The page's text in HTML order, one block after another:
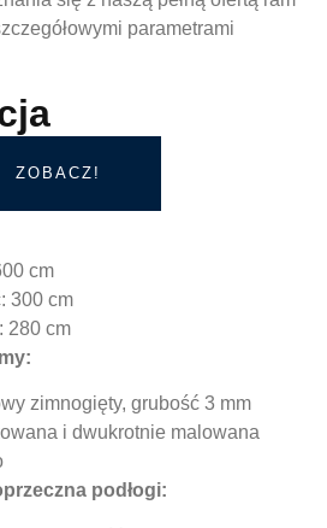
parametrami
ZOBACZ!
cm
300 cm
280 cm
zimnogięty, grubość 3 mm
i dwukrotnie malowana
podłogi: